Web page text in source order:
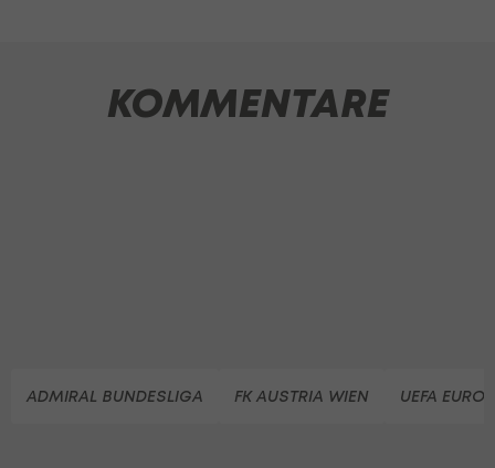
KOMMENTARE
ADMIRAL BUNDESLIGA FK AUSTRIA WIEN UEFA